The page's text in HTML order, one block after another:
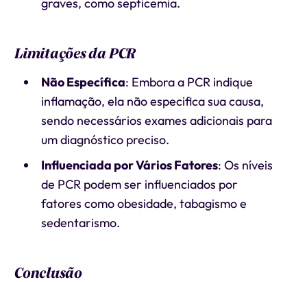
Limitações da PCR
Não Específica: Embora a PCR indique
inflamação, ela não especifica sua causa,
sendo necessários exames adicionais para
um diagnóstico preciso.
Influenciada por Vários Fatores: Os níveis
de PCR podem ser influenciados por
fatores como obesidade, tabagismo e
sedentarismo.
Conclusão